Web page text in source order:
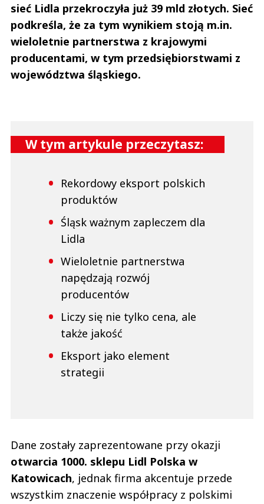
sieć Lidla przekroczyła już 39 mld złotych. Sieć
podkreśla, że za tym wynikiem stoją m.in.
wieloletnie partnerstwa z krajowymi
producentami, w tym przedsiębiorstwami z
województwa śląskiego.
W tym artykule przeczytasz:
Rekordowy eksport polskich
produktów
Śląsk ważnym zapleczem dla
Lidla
Wieloletnie partnerstwa
napędzają rozwój
producentów
Liczy się nie tylko cena, ale
także jakość
Eksport jako element
strategii
Dane zostały zaprezentowane przy okazji
otwarcia 1000. sklepu Lidl Polska w
Katowicach, jednak firma akcentuje przede
wszystkim znaczenie współpracy z polskimi